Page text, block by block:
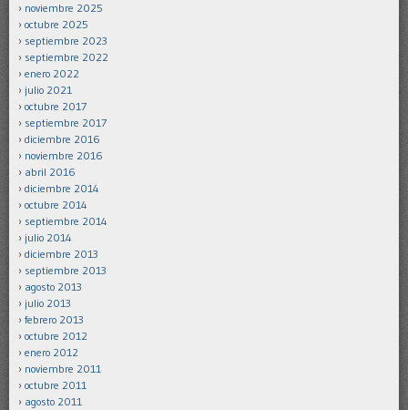
noviembre 2025
octubre 2025
septiembre 2023
septiembre 2022
enero 2022
julio 2021
octubre 2017
septiembre 2017
diciembre 2016
noviembre 2016
abril 2016
diciembre 2014
octubre 2014
septiembre 2014
julio 2014
diciembre 2013
septiembre 2013
agosto 2013
julio 2013
febrero 2013
octubre 2012
enero 2012
noviembre 2011
octubre 2011
agosto 2011